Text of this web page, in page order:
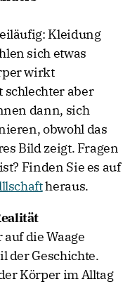
Kleidung
sich etwas
wirkt
schlechter aber
dann, sich
obwohl das
Bild zeigt. Fragen
Finden Sie es auf
heraus.
die Waage
der Geschichte.
Körper im Alltag